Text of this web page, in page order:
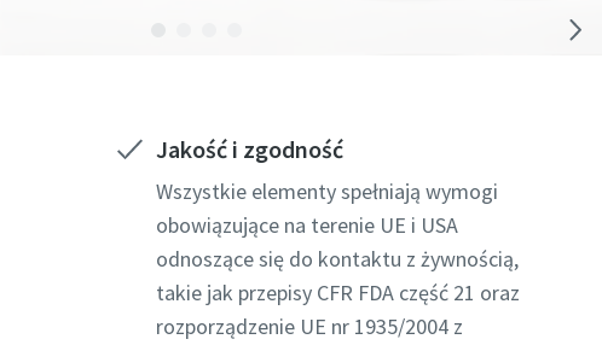
Jakość i zgodność
Wszystkie elementy spełniają wymogi
obowiązujące na terenie UE i USA
odnoszące się do kontaktu z żywnością,
takie jak przepisy CFR FDA część 21 oraz
rozporządzenie UE nr 1935/2004 z